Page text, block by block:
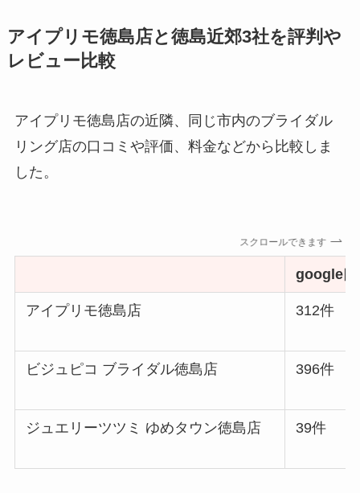
アイプリモ徳島店と徳島近郊3社を評判や
レビュー比較
アイプリモ徳島店の近隣、同じ市内のブライダル
リング店の口コミや評価、料金などから比較しま
した。
スクロールできます
google口
アイプリモ徳島店 312件
ビジュピコ ブライダル徳島店 396件
ジュエリーツツミ ゆめタウン徳島店 39件